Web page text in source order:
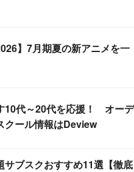
】7月期夏の新アニメを一
10代～20代を応援！ オーデ
クール情報はDeview
サブスクおすすめ11選【徹底